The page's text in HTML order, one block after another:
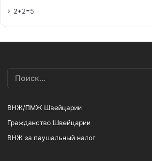
2+2=5
ВНЖ/ПМЖ Швейцарии
Гражданство Швейцарии
ВНЖ за паушальный налог